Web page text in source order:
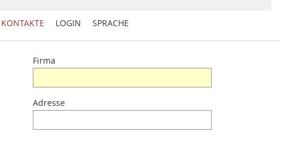
KONTAKTE LOGIN SPRACHE
Firma
Adresse